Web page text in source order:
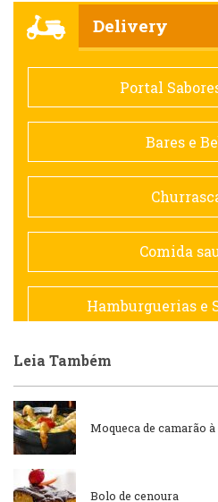
Comida
Delivery
Portal
Bares e
Comida
Hamburguerias e
Leia Também
Moqueca de camarão
Bolo de cenoura